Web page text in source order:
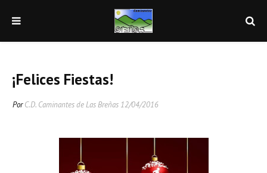
¡Felices Fiestas!
Por C.D. Caminantes de Las Breñas 12/04/2016